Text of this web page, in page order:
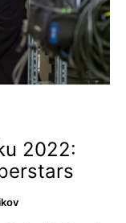
2022: